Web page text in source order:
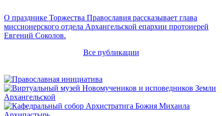
О празднике Торжества Православия рассказывает глава
миссионерского отдела Архангельской епархии протоиерей
Евгений Соколов.
Все публикации